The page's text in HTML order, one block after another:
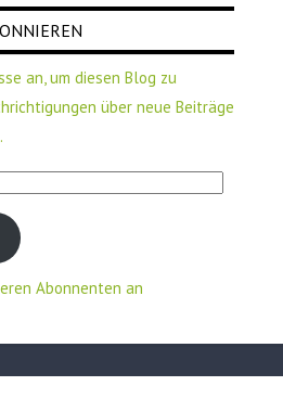
an, um diesen Blog zu
über neue Beiträge
Abonnenten an